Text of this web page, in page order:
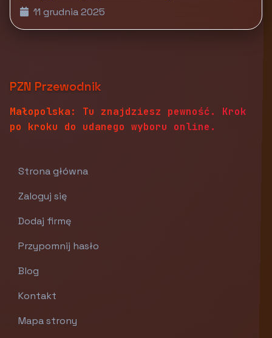
11 grudnia 2025
PZN Przewodnik
Małopolska: Tu znajdziesz pewność. Krok
po kroku do udanego wyboru online.
Strona główna
Zaloguj się
Dodaj firmę
Przypomnij hasło
Blog
Kontakt
Mapa strony